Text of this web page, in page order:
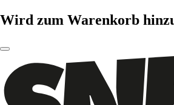
Wird zum Warenkorb